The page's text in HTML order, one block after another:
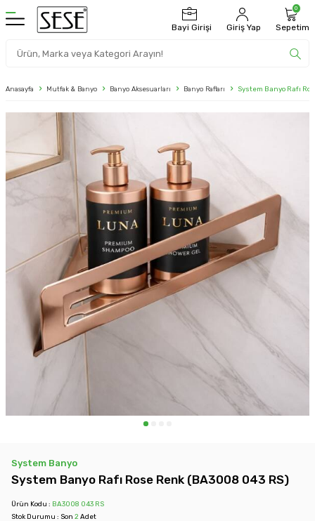
Bayi Girişi Giriş Yap
0
Sepetim
Anasayfa Mutfak & Banyo Banyo Aksesuarları Banyo Rafları System Banyo Rafı
System Banyo
System Banyo Rafı Rose Renk (BA3008 043 RS)
Ürün Kodu : BA3008 043 RS
Stok Durumu : Son 2 Adet